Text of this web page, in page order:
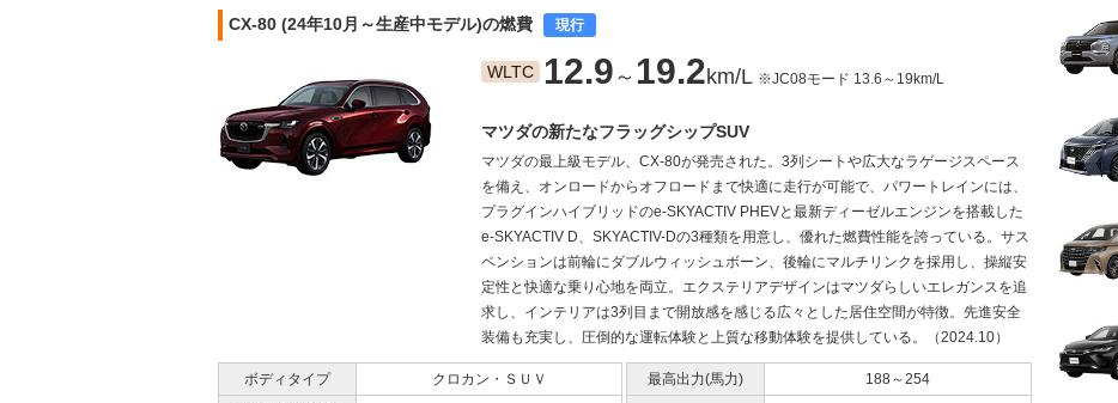
CX-80 (24年10月～生産中モデル)の燃費 現行
WLTC 12.9 ～ 19.2km/L ※JC08モード 13.6～19km/L
マツダの新たなフラッグシップSUV
マツダの最上級モデル、CX-80が発売された。3列シートや広大なラゲージスペース
を備え、オンロードからオフロードまで快適に走行が可能で、パワートレインには、
プラグインハイブリッドのe-SKYACTIV PHEVと最新ディーゼルエンジンを搭載した
e-SKYACTIV D、SKYACTIV-Dの3種類を用意し、優れた燃費性能を誇っている。サス
ペンションは前輪にダブルウィッシュボーン、後輪にマルチリンクを採用し、操縦安
定性と快適な乗り心地を両立。エクステリアデザインはマツダらしいエレガンスを追
求し、インテリアは3列目まで開放感を感じる広々とした居住空間が特徴。先進安全
装備も充実し、圧倒的な運転体験と上質な移動体験を提供している。（2024.10）
ボディタイプ クロカン・ＳＵＶ 最高出力(馬力)
188～254